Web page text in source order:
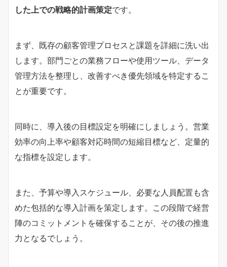
した上での戦略的計画策定です。
まず、既存の顧客管理プロセスと課題を詳細に洗い出
します。部門ごとの業務フローや使用ツール、データ
管理方法を整理し、改善すべき優先領域を特定するこ
とが重要です。
同時に、導入後の目標設定を明確にしましょう。営業
効率の向上率や顧客対応時間の短縮目標など、定量的
な指標を設定します。
また、予算や導入スケジュール、必要な人員配置も含
めた包括的な導入計画を策定します。この段階で経営
陣のコミットメントを確保することが、その後の推進
力となるでしょう。